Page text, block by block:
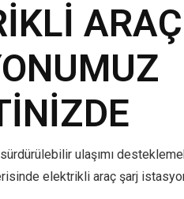
ulaşımı
elektrikli araç şarj